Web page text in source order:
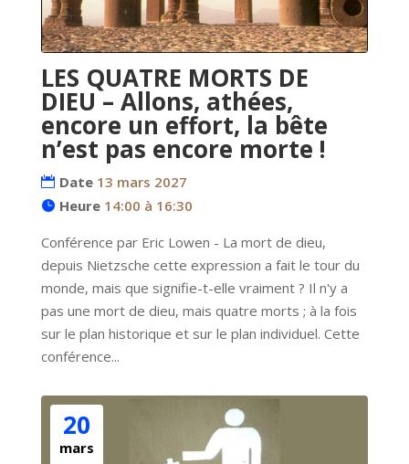
LES QUATRE MORTS DE
DIEU – Allons, athées,
encore un effort, la bête
n’est pas encore morte !
Date 13 mars 2027
Heure 14:00 à 16:30
Conférence par Eric Lowen - La mort de dieu,
depuis Nietzsche cette expression a fait le tour du
monde, mais que signifie-t-elle vraiment ? Il n'y a
pas une mort de dieu, mais quatre morts ; à la fois
sur le plan historique et sur le plan individuel. Cette
conférence...
20
mars